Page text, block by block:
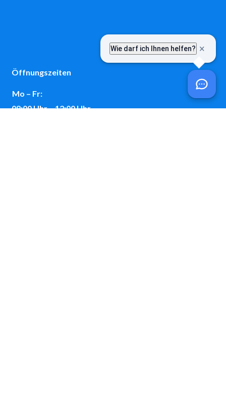
Öffnungszeiten
Mo – Fr:
08:00 Uhr – 12:00 Uhr